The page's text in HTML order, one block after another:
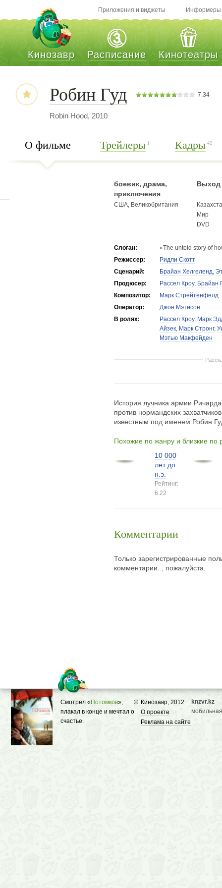
Приложения и виджеты Информеры
Кинозавр Расписание Кинотеатры
7.34
Робин Гуд
Robin Hood, 2010
О фильме Трейлеры 1 Кадры 42
боевик, драма,
приключения
Выход
США, Великобритания
Мир
DVD
Слоган:
«The untold story of
Режиссер:
Ридли Скотт
Сценарий:
Брайан Хелгеленд,
Продюсер:
Рассел Кроу, Брайан
Композитор:
Марк Стрейтенфелд
Оператор:
Джон Мэтисон
В ролях:
Рассел Кроу, Марк
Айзек, Марк Стронг,
Мэтью Макфейден
История лучника армии
против нормандских
известным под именем Робин
Похожие по жанру и близкие по
10 000
лет до
н.э.
Рейтинг:
6.22
Комментарии
Только зарегистрированные
комментарии. , пожалуйста.
© Кинозавр, 2012
О проекте
Реклама на сайте
Смотрел « Потомков»,
плакал в конце и мечтал о
счастье.
knzvr.kz